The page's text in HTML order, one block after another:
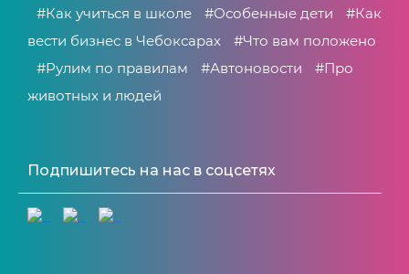
#Как учиться в школе
#Особенные дети
#Как
вести бизнес в Чебоксарах
#Что вам положено
#Рулим по правилам
#Автоновости
#Про
животных и людей
Подпишитесь на нас в соцсетях